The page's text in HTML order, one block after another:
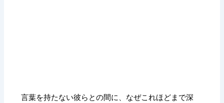
言葉を持たない彼らとの間に、 なぜこれほどまで深